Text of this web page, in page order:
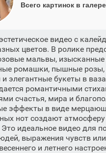
Всего картинок в
видео с
цветов. В ролике
мальвы, изысканные
ромашки, пышные розы,
элегантные букеты в
романтичными
счастья, мира и
эффекты в виде
нот создают
идеальное видео для
выражения чувств
и летнего